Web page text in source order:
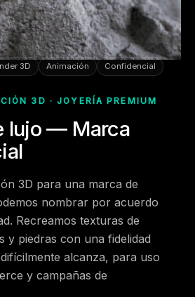
3D Animación Confidencial
3D · JOYERÍA PREMIUM
lujo — Marca
3D para una marca de
nombrar por acuerdo
Recreamos texturas de
y piedras con una fidelidad
alcanza, para uso
y campañas de